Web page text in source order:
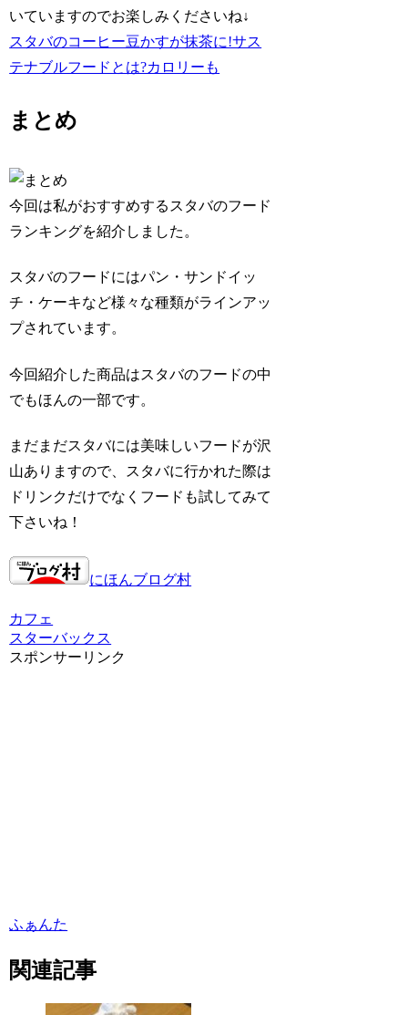
いていますのでお楽しみくださいね↓
スタバのコーヒー豆かすが抹茶に!サス
テナブルフードとは?カロリーも
まとめ
今回は私がおすすめするスタバのフード
ランキングを紹介しました。
スタバのフードにはパン・サンドイッ
チ・ケーキなど様々な種類がラインアッ
プされています。
今回紹介した商品はスタバのフードの中
でもほんの一部です。
まだまだスタバには美味しいフードが沢
山ありますので、スタバに行かれた際は
ドリンクだけでなくフードも試してみて
下さいね！
にほんブログ村
カフェ
スターバックス
スポンサーリンク
ふぁんた
関連記事